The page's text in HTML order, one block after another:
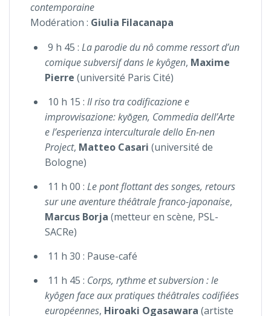
contemporaine
Modération : Giulia Filacanapa
9 h 45 :La parodie du nô comme ressort d’un
comique subversif dans le kyôgen, Maxime
Pierre (université Paris Cité)
10 h 15 :Il riso tra codificazione e
improvvisazione: kyōgen, Commedia dell’Arte
e l’esperienza interculturale dello En-nen
Project, Matteo Casari (université de
Bologne)
11 h 00 :Le pont flottant des songes, retours
sur une aventure théâtrale franco-japonaise,
Marcus Borja (metteur en scène, PSL-
SACRe)
11 h 30 : Pause-café
11 h 45 : Corps, rythme et subversion : le
kyôgen face aux pratiques théâtrales codifiées
européennes, Hiroaki Ogasawara (artiste